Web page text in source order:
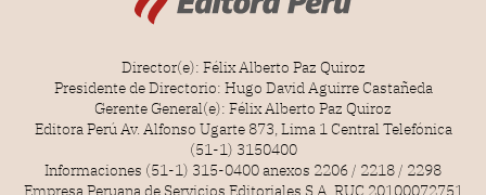
Director(e): Félix Alberto Paz Quiroz
Presidente de Directorio: Hugo David Aguirre Castañeda
Gerente General(e): Félix Alberto Paz Quiroz
Editora Perú Av. Alfonso Ugarte 873, Lima 1 Central Telefónica
(51-1) 3150400
Informaciones (51-1) 315-0400 anexos 2206 / 2218 / 2298
Empresa Peruana de Servicios Editoriales S.A. RUC 20100072751